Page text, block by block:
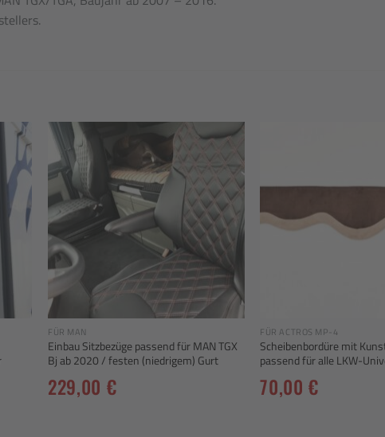
to
Add to
FÜR MAN
Einbau Sitzbezüge passend für MAN TGX
Bj ab 2020 / festen (niedrigem) Gurt
229,00 €
FÜR ACTROS MP-4
Scheibenbordüre mit
passend für alle LKW-
70,00€